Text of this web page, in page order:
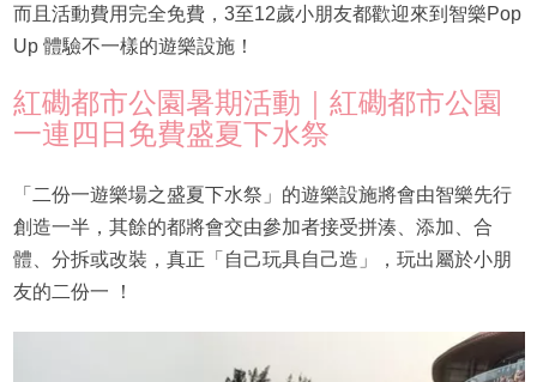
而且活動費用完全免費，3至12歲小朋友都歡迎來到智樂Pop
Up 體驗不一樣的遊樂設施！
紅磡都市公園暑期活動｜紅磡都市公園
一連四日免費盛夏下水祭
「二份一遊樂場之盛夏下水祭」的遊樂設施將會由智樂先行
創造一半，其餘的都將會交由參加者接受拼湊、添加、合
體、分拆或改裝，真正「自己玩具自己造」，玩出屬於小朋
友的二份一 ！